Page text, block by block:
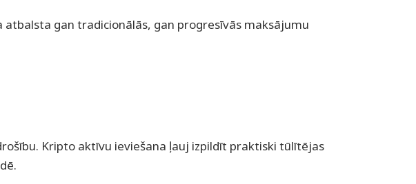
gan tradicionālās, gan progresīvās maksājumu
Kripto aktīvu ieviešana ļauj izpildīt praktiski tūlītējas